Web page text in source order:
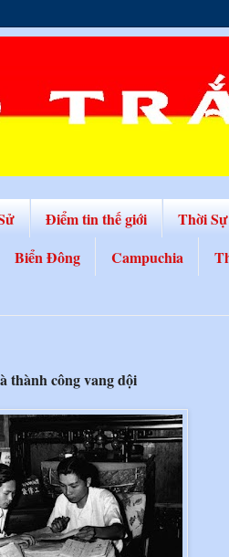
Điểm tin thế giới Thời
Biển Đông Campuchia
thành công vang dội